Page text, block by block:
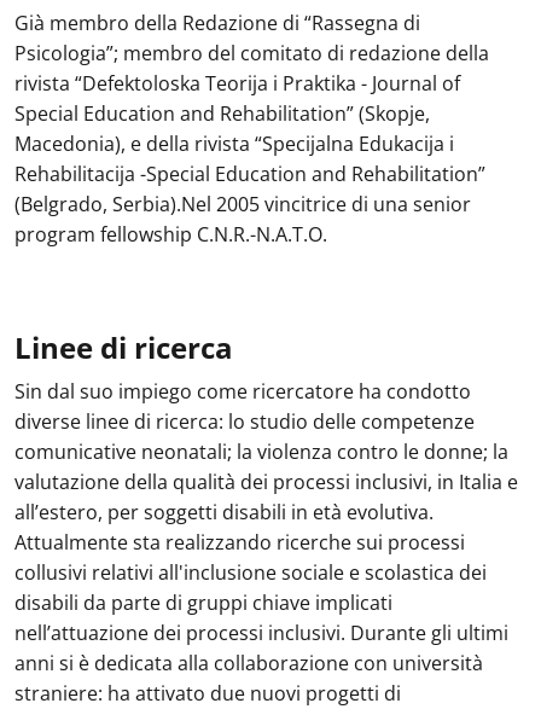
Già membro della Redazione di “Rassegna di
Psicologia”; membro del comitato di redazione della
rivista “Defektoloska Teorija i Praktika - Journal of
Special Education and Rehabilitation” (Skopje,
Macedonia), e della rivista “Specijalna Edukacija i
Rehabilitacija -Special Education and Rehabilitation”
(Belgrado, Serbia).Nel 2005 vincitrice di una senior
program fellowship C.N.R.-N.A.T.O.
Linee di ricerca
Sin dal suo impiego come ricercatore ha condotto
diverse linee di ricerca: lo studio delle competenze
comunicative neonatali; la violenza contro le donne; la
valutazione della qualità dei processi inclusivi, in Italia e
all’estero, per soggetti disabili in età evolutiva.
Attualmente sta realizzando ricerche sui processi
collusivi relativi all'inclusione sociale e scolastica dei
disabili da parte di gruppi chiave implicati
nell’attuazione dei processi inclusivi. Durante gli ultimi
anni si è dedicata alla collaborazione con università
straniere: ha attivato due nuovi progetti di